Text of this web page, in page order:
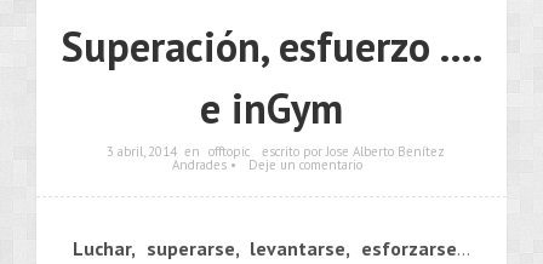
Superación, esfuerzo ….
e inGym
3 abril, 2014 en offtopic escrito por Jose Alberto Benítez
Andrades • Deje un comentario
Luchar, superarse, levantarse, esforzarse…